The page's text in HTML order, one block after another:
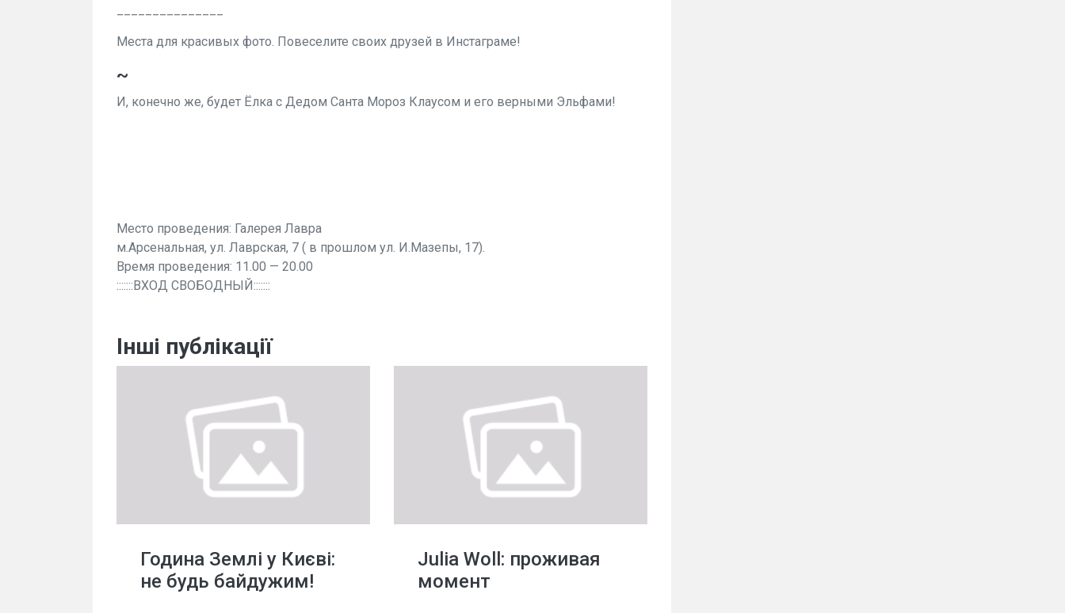
Места для красивых фото. Повеселите своих друзей в Инстаграме!
~
И, конечно же, будет Ёлка с Дедом Санта Мороз Клаусом и его верными Эльфами!
Место проведения: Галерея Лавра
м.Арсенальная, ул. Лаврская, 7 ( в прошлом ул. И.Мазепы, 17).
Время проведения: 11.00 — 20.00
:::::::ВХОД СВОБОДНЫЙ:::::::
Інші публікації
Година Землі у Києві:
не будь байдужим!
Julia Woll: проживая
момент